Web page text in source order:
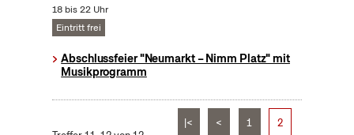
18 bis 22 Uhr
Eintritt frei
Abschlussfeier "Neumarkt – Nimm Platz" mit
Musikprogramm
|< < 1 2